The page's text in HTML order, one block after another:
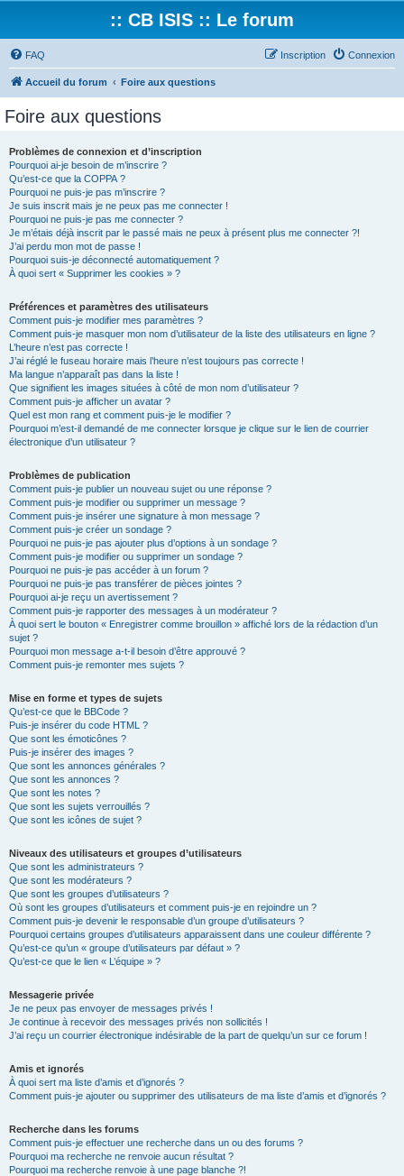
:: CB ISIS :: Le forum
FAQ Connexion
Inscription
Accueil du forum Foire aux questions
Foire aux questions
Problèmes de connexion et d’inscription
Pourquoi ai-je besoin de m’inscrire ?
Qu’est-ce que la COPPA ?
Pourquoi ne puis-je pas m’inscrire ?
Je suis inscrit mais je ne peux pas me connecter !
Pourquoi ne puis-je pas me connecter ?
Je m’étais déjà inscrit par le passé mais ne peux à présent plus me connecter ?!
J’ai perdu mon mot de passe !
Pourquoi suis-je déconnecté automatiquement ?
À quoi sert « Supprimer les cookies » ?
Préférences et paramètres des utilisateurs
Comment puis-je modifier mes paramètres ?
Comment puis-je masquer mon nom d’utilisateur de la liste des utilisateurs en ligne ?
L’heure n’est pas correcte !
J’ai réglé le fuseau horaire mais l’heure n’est toujours pas correcte !
Ma langue n’apparaît pas dans la liste !
Que signifient les images situées à côté de mon nom d’utilisateur ?
Comment puis-je afficher un avatar ?
Quel est mon rang et comment puis-je le modifier ?
Pourquoi m’est-il demandé de me connecter lorsque je clique sur le lien de courrier
électronique d’un utilisateur ?
Problèmes de publication
Comment puis-je publier un nouveau sujet ou une réponse ?
Comment puis-je modifier ou supprimer un message ?
Comment puis-je insérer une signature à mon message ?
Comment puis-je créer un sondage ?
Pourquoi ne puis-je pas ajouter plus d’options à un sondage ?
Comment puis-je modifier ou supprimer un sondage ?
Pourquoi ne puis-je pas accéder à un forum ?
Pourquoi ne puis-je pas transférer de pièces jointes ?
Pourquoi ai-je reçu un avertissement ?
Comment puis-je rapporter des messages à un modérateur ?
À quoi sert le bouton « Enregistrer comme brouillon » affiché lors de la rédaction d’un
sujet ?
Pourquoi mon message a-t-il besoin d’être approuvé ?
Comment puis-je remonter mes sujets ?
Mise en forme et types de sujets
Qu’est-ce que le BBCode ?
Puis-je insérer du code HTML ?
Que sont les émoticônes ?
Puis-je insérer des images ?
Que sont les annonces générales ?
Que sont les annonces ?
Que sont les notes ?
Que sont les sujets verrouillés ?
Que sont les icônes de sujet ?
Niveaux des utilisateurs et groupes d’utilisateurs
Que sont les administrateurs ?
Que sont les modérateurs ?
Que sont les groupes d’utilisateurs ?
Où sont les groupes d’utilisateurs et comment puis-je en rejoindre un ?
Comment puis-je devenir le responsable d’un groupe d’utilisateurs ?
Pourquoi certains groupes d’utilisateurs apparaissent dans une couleur différente ?
Qu’est-ce qu’un « groupe d’utilisateurs par défaut » ?
Qu’est-ce que le lien « L’équipe » ?
Messagerie privée
Je ne peux pas envoyer de messages privés !
Je continue à recevoir des messages privés non sollicités !
J’ai reçu un courrier électronique indésirable de la part de quelqu’un sur ce forum !
Amis et ignorés
À quoi sert ma liste d’amis et d’ignorés ?
Comment puis-je ajouter ou supprimer des utilisateurs de ma liste d’amis et d’ignorés ?
Recherche dans les forums
Comment puis-je effectuer une recherche dans un ou des forums ?
Pourquoi ma recherche ne renvoie aucun résultat ?
Pourquoi ma recherche renvoie à une page blanche ?!